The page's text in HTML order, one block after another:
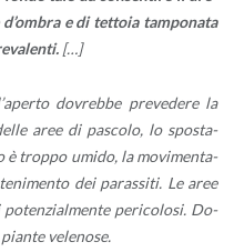
e di tet­to­ia tam­po­na­ta
[…]
do­vreb­be pre­ve­de­re la
aree di pa­sco­lo, lo spo­sta­
è trop­po umido, la mo­vi­men­ta­
dei pa­ras­si­ti. Le aree
po­ten­zial­men­te pe­ri­co­lo­si. Do­
ve­le­no­se.